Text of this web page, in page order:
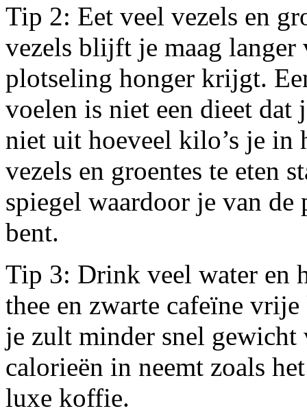
Tip 2: Eet veel vezels en
vezels blijft je maag
plotseling honger krijgt.
voelen is niet een dieet
niet uit hoeveel kilo’s je in
vezels en groentes te eten
spiegel waardoor je van de
bent.
Tip 3: Drink veel water en
thee en zwarte cafeïne
je zult minder snel gewicht
calorieën in neemt zoals
luxe koffie.